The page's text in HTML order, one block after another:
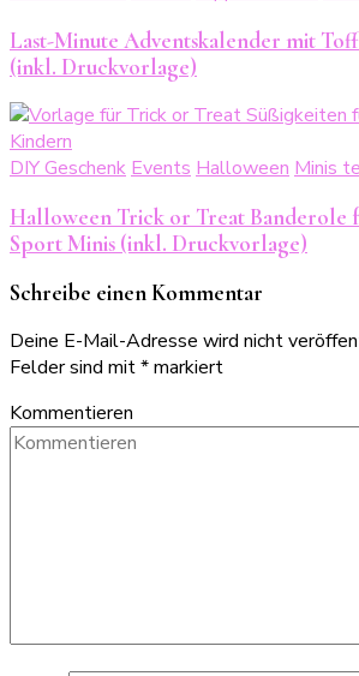
Last-Minute Adventskalender mit
(inkl. Druckvorlage)
DIY Geschenk Events Halloween Minis
Halloween Trick or Treat Banderole
Sport Minis (inkl. Druckvorlage)
Schreibe einen Kommentar
Deine E-Mail-Adresse wird nicht
Felder sind mit*markiert
Kommentieren